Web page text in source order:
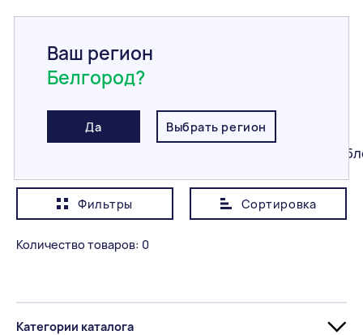
Ваш регион
Белгород?
Да Выбрать регион
Главная / Каталог / Строительные блоки
Комплектующие
Газобетонные
Фильтры Сортировка
Показывать сначала
Количество товаров: 0
Категории каталога